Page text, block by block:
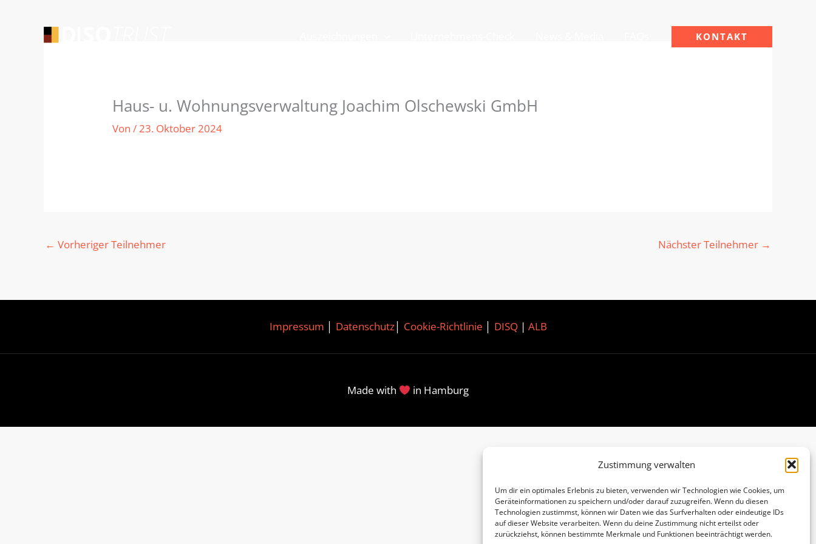
Zustimmung verwalten
Um dir ein optimales Erlebnis zu bieten, verwenden wir Technologien wie Cookies, um
Geräteinformationen zu speichern und/oder darauf zuzugreifen. Wenn du diesen
Technologien zustimmst, können wir Daten wie das Surfverhalten oder eindeutige IDs
auf dieser Website verarbeiten. Wenn du deine Zustimmung nicht erteilst oder
zurückziehst, können bestimmte Merkmale und Funktionen beeinträchtigt werden.
KONTAKT
Haus- u. Wohnungsverwaltung Joachim Olschewski GmbH
Von/23. Oktober 2024
← Vorheriger Teilnehmer Nächster Teilnehmer →
Impressum Datenschutz│ Cookie-Richtlinie DISQ| ALB
Made with in Hamburg